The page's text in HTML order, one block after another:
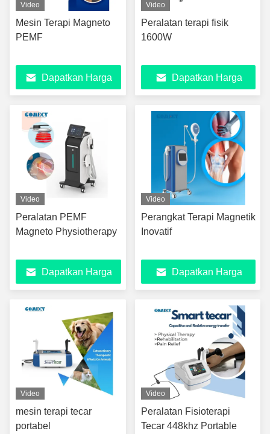
Video
Mesin Terapi Magneto
PEMF
Dapatkan Harga
Video
Peralatan terapi fisik
1600W
Dapatkan Harga
Video
Peralatan PEMF
Magneto Physiotherapy
Dapatkan Harga
Video
Perangkat Terapi Magnetik
Inovatif
Dapatkan Harga
Video
mesin terapi tecar
portabel
Video
Peralatan Fisioterapi
Tecar 448khz Portable